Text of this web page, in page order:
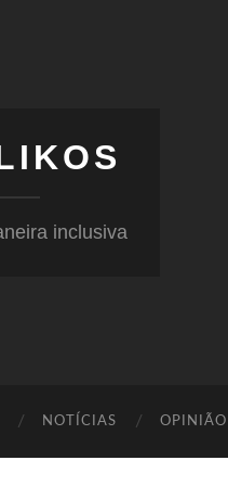
inclusiva
NOTÍCIAS OPINIÃO